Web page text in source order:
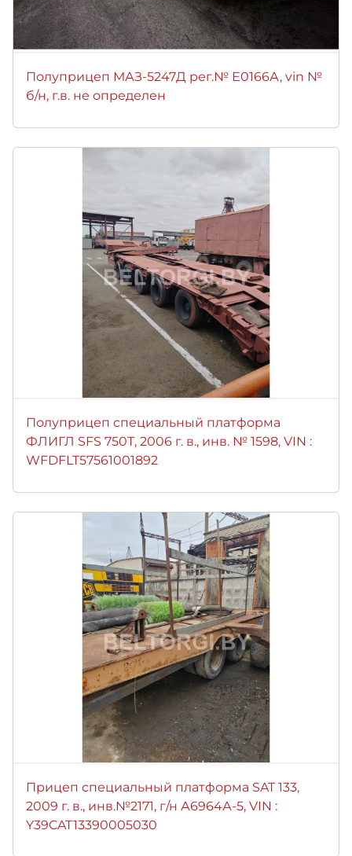
Полуприцеп МАЗ-5247Д рег.№ Е0166А, vin №
б/н, г.в. не определен
Полуприцеп специальный платформа
ФЛИГЛ SFS 750T, 2006 г. в., инв. № 1598, VIN :
WFDFLT57561001892
Прицеп специальный платформа SAT 133,
2009 г. в., инв.№2171, г/н А6964А-5, VIN :
Y39CAT13390005030